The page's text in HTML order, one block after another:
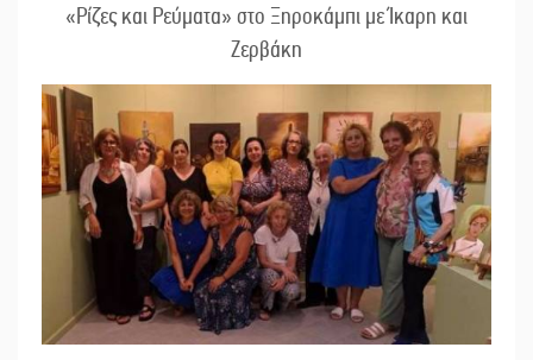
«Ρίζες και Ρεύματα» στο Ξηροκάμπι με Ίκαρη και
Ζερβάκη